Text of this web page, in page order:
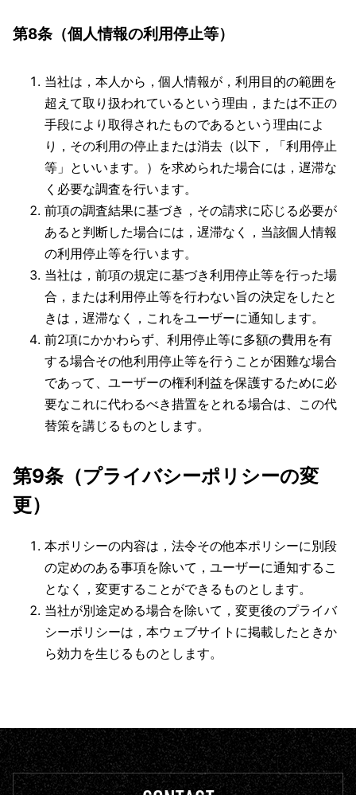
第8条（個人情報の利用停止等）
当社は，本人から，個人情報が，利用目的の範囲を
超えて取り扱われているという理由，または不正の
手段により取得されたものであるという理由によ
り，その利用の停止または消去（以下，「利用停止
等」といいます。）を求められた場合には，遅滞な
く必要な調査を行います。
前項の調査結果に基づき，その請求に応じる必要が
あると判断した場合には，遅滞なく，当該個人情報
の利用停止等を行います。
当社は，前項の規定に基づき利用停止等を行った場
合，または利用停止等を行わない旨の決定をしたと
きは，遅滞なく，これをユーザーに通知します。
前2項にかかわらず、利用停止等に多額の費用を有
する場合その他利用停止等を行うことが困難な場合
であって、ユーザーの権利利益を保護するために必
要なこれに代わるべき措置をとれる場合は、この代
替策を講じるものとします。
第9条（プライバシーポリシーの変
更）
本ポリシーの内容は，法令その他本ポリシーに別段
の定めのある事項を除いて，ユーザーに通知するこ
となく，変更することができるものとします。
当社が別途定める場合を除いて，変更後のプライバ
シーポリシーは，本ウェブサイトに掲載したときか
ら効力を生じるものとします。